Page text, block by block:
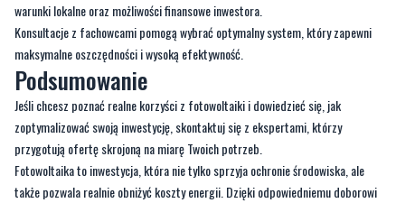
warunki lokalne oraz możliwości finansowe inwestora.
Konsultacje z fachowcami pomogą wybrać optymalny system, który zapewni
maksymalne oszczędności i wysoką efektywność.
Podsumowanie
Jeśli chcesz poznać realne korzyści z fotowoltaiki i dowiedzieć się, jak
zoptymalizować swoją inwestycję, skontaktuj się z ekspertami, którzy
przygotują ofertę skrojoną na miarę Twoich potrzeb.
Fotowoltaika to inwestycja, która nie tylko sprzyja ochronie środowiska, ale
także pozwala realnie obniżyć koszty energii. Dzięki odpowiedniemu doborowi